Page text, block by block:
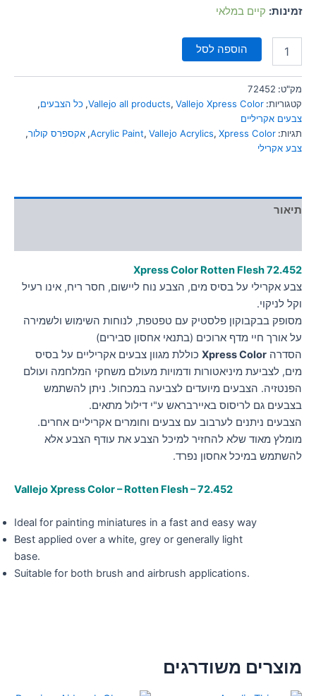
font_download סמן קישורים זמינות: קיים במלאי
הוספה לסל
מק"ט: 72452
קטגוריות:
Vallejo all products, Vallejo Xpress Color
, כל הצבעים,
צבעים אקריליים
תגיות:
Acrylic Paint, Vallejo Acrylics, Xpress Color
, אקספרס קולור,
צבע אקרילי
תיאור
Xpress Color Rotten Flesh72.452
צבע אקרילי על בסיס מים, הצבע נוח ליישום, חסר ריח, אינו רעיל
וקל לניקוי.
מסופק בבקבוקון פלסטיק עם טפטפת, לנוחות השימוש ולשמירה
על אורך חיי מדף ארוכים (בתנאי אחסון סבירים)
הסדרה Xpress Color כוללת מגוון צבעים אקריליים על בסיס
מים, לצביעת מיניאטורות ודמויות מעולם משחקי המלחמה ועולם
הפנטזיה. הצבעים מיועדים לצביעה במכחול. ניתן להשתמש
בצבעים גם לריסוס באיירבראש ע"י דילול מתאים.
הצבעים ניתנים לערבוב עם צבעים וחומרים אקריליים אחרים.
מומלץ מאוד שלא להחזיר למיכל הצבע את עודף הצבע אלא
להשתמש במיכל אחסון נפרד.
Vallejo Xpress Color – Rotten Flesh – 72.452
Ideal for painting miniatures in a fast and easy way
Best applied over a white, grey or generally light
base.
Suitable for both brush and airbrush applications.
מוצרים משודרגים